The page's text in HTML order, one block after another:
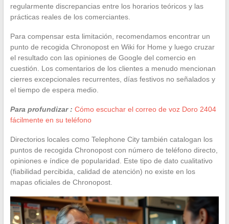
regularmente discrepancias entre los horarios teóricos y las
prácticas reales de los comerciantes.
Para compensar esta limitación, recomendamos encontrar un
punto de recogida Chronopost en Wiki for Home y luego cruzar
el resultado con las opiniones de Google del comercio en
cuestión. Los comentarios de los clientes a menudo mencionan
cierres excepcionales recurrentes, días festivos no señalados y
el tiempo de espera medio.
Para profundizar : Cómo escuchar el correo de voz Doro 2404
fácilmente en su teléfono
Directorios locales como Telephone City también catalogan los
puntos de recogida Chronopost con número de teléfono directo,
opiniones e índice de popularidad. Este tipo de dato cualitativo
(fiabilidad percibida, calidad de atención) no existe en los
mapas oficiales de Chronopost.